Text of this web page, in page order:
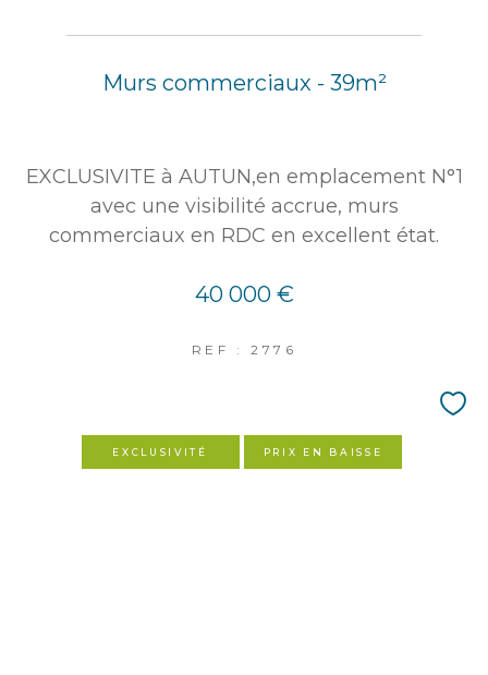
Murs commerciaux - 39m²
EXCLUSIVITE à AUTUN,en emplacement N°1
avec une visibilité accrue, murs
commerciaux en RDC en excellent état.
40 000 €
REF : 2776
EXCLUSIVITÉ PRIX EN BAISSE